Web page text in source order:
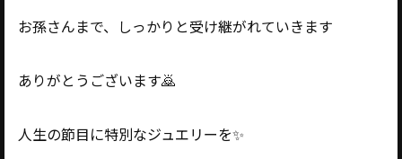
お孫さんまで、しっかりと受け継がれていきます
ありがとうございます🙇
人生の節目に特別なジュエリーを✨️